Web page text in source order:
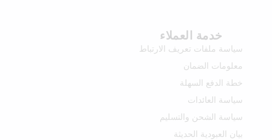
خدمة العملاء
سياسة ملفات تعريف الارتباط
معلومات الضمان
خطة الدفع السهلة
سياسة العائدات
سياسة الشحن والتسليم
بيان العبودية الحديثة